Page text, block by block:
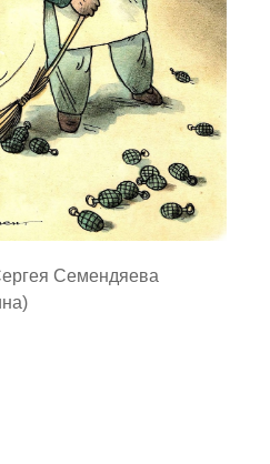
Семендяева